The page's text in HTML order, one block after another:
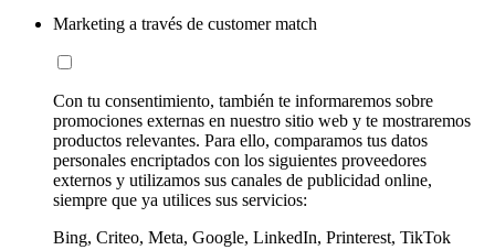
Marketing a través de customer match
Con tu consentimiento, también te informaremos sobre
promociones externas en nuestro sitio web y te mostraremos
productos relevantes. Para ello, comparamos tus datos
personales encriptados con los siguientes proveedores
externos y utilizamos sus canales de publicidad online,
siempre que ya utilices sus servicios:
Bing, Criteo, Meta, Google, LinkedIn, Printerest, TikTok